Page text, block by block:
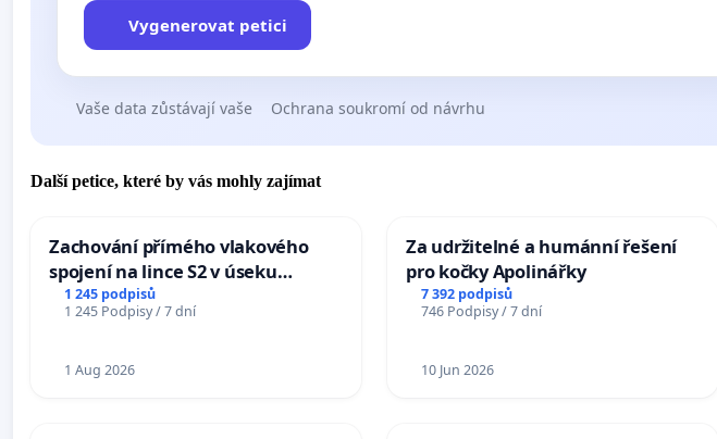
Vygenerovat petici
Vaše data zůstávají vaše Ochrana soukromí od návrhu
Další petice, které by vás mohly zajímat
Zachování přímého vlakového
spojení na lince S2 v úseku
Ostrava – Bohumín – Karviná –
Mosty u Jablunkova
1 245 podpisů
1 245 Podpisy / 7 dní
1 Aug 2026
Za udržitelné a humánní řešení
pro kočky Apolinářky
7 392 podpisů
746 Podpisy / 7 dní
10 Jun 2026